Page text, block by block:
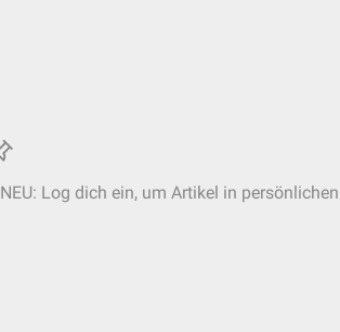
NEU: Log dich ein, um Artikel in